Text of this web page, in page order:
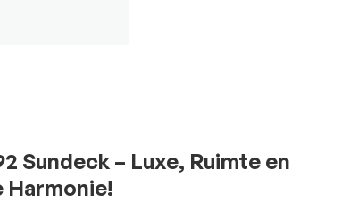
Sundeck – Luxe, Ruimte en